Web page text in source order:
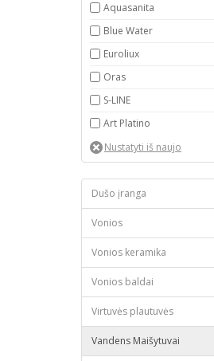
Aquasanita
Blue Water
Euroliux
Oras
S-LINE
Art Platino
Dušo įranga
Vonios
Vonios keramika
Vonios baldai
Virtuvės plautuvės
Vandens Maišytuvai